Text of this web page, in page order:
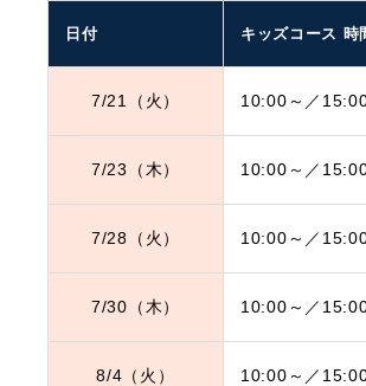
日付 キッズコース 時
7/21（火） 10:00～／
7/23（木） 10:00～／
7/28（火） 10:00～／
7/30（木） 10:00～／
8/4（火） 10:00～／